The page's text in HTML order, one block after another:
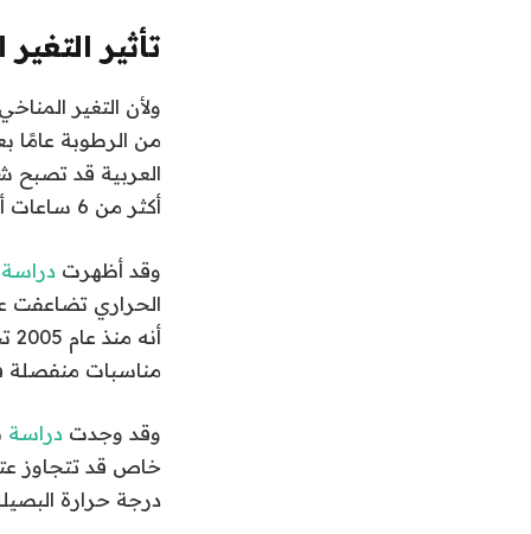
تأثير
ولأن التغير
من الرطوبة عامًا
العربية قد تصبح
أكثر من 6 ساعات أمرا لا يطاق في بعض الدول.
وقد أظهرت دراسة
مناسبات منفصلة
وقد وجدت دراسة
خاص قد تتجاوز
درجة حرارة